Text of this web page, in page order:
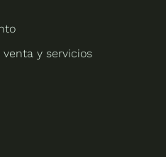
y servicios